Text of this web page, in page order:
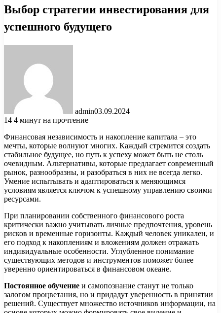
Выбор стратегии инвестирования для
успешного будущего
admin03.09.2024
14 4 минут на прочтение
Финансовая независимость и накопление капитала – это
мечты, которые волнуют многих. Каждый стремится создать
стабильное будущее, но путь к успеху может быть не столь
очевидным. Альтернативы, которые предлагает современный
рынок, разнообразны, и разобраться в них не всегда легко.
Умение испытывать и адаптироваться к меняющимся
условиям является ключом к успешному управлению своими
ресурсами.
При планировании собственного финансового роста
критически важно учитывать личные предпочтения, уровень
рисков и временные горизонты. Каждый человек уникален, и
его подход к накоплениям и вложениям должен отражать
индивидуальные особенности. Углубленное понимание
существующих методов и инструментов поможет более
уверенно ориентироваться в финансовом океане.
Постоянное обучение и самопознание станут не только
залогом процветания, но и придадут уверенность в принятии
решений. Существует множество источников информации, на